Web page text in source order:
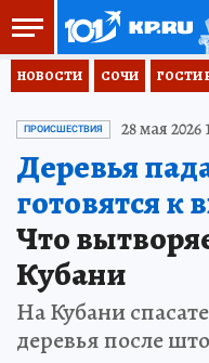
НОВОСТИ СОЧИ ГОСТИ
ПРОИСШЕСТВИЯ 28 мая 2026
Деревья
готовятся к
Что
Кубани
На Кубани
деревья после